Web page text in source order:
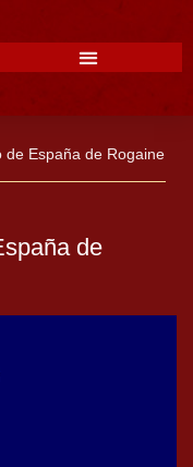
de España de Rogaine
de